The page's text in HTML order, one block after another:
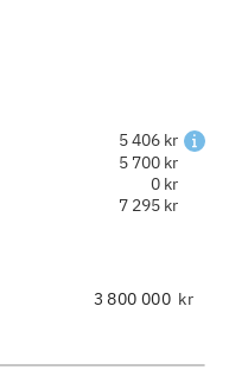
5 406 kr
5 700 kr
0 kr
7 295 kr
kr